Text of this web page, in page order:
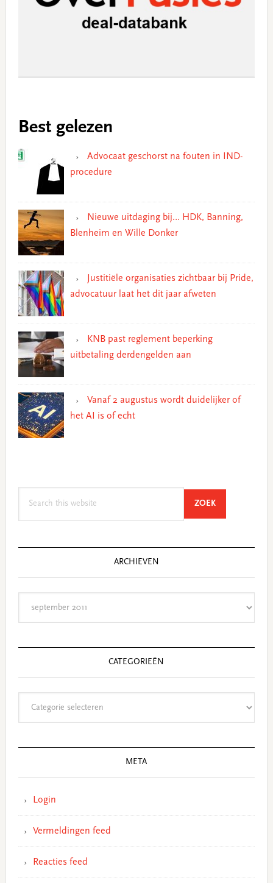
Best gelezen
Advocaat geschorst na fouten in IND-
procedure
Nieuwe uitdaging bij… HDK, Banning,
Blenheim en Wille Donker
Justitiële organisaties zichtbaar bij Pride,
advocatuur laat het dit jaar afweten
KNB past reglement beperking
uitbetaling derdengelden aan
Vanaf 2 augustus wordt duidelijker of
het AI is of echt
ZOEKSEARCH
ARCHIEVEN
CATEGORIEËN
META
Login
Vermeldingen feed
Reacties feed